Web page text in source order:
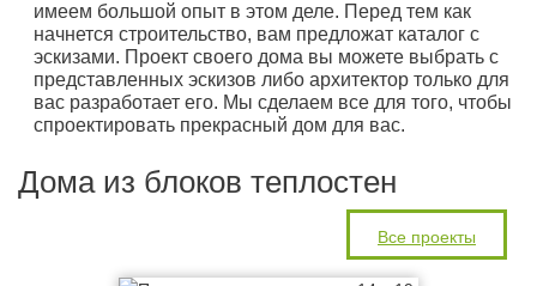
имеем большой опыт в этом деле. Перед тем как
начнется строительство, вам предложат каталог с
эскизами. Проект своего дома вы можете выбрать с
представленных эскизов либо архитектор только для
вас разработает его. Мы сделаем все для того, чтобы
спроектировать прекрасный дом для вас.
Дома из блоков теплостен
Все проекты